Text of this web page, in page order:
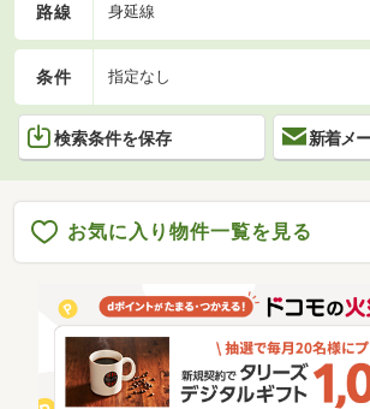
路線 身延線
条件 指定なし
検索条件を保存 新着メ
お気に入り物件一覧を見る